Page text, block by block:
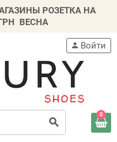
РОЗЕТКА НА
ВЕСНА
search
person Войти
0